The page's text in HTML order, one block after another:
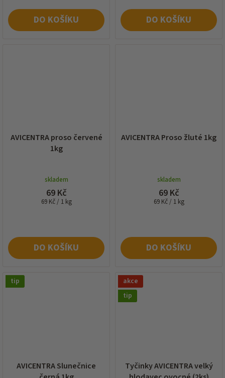
DO KOŠÍKU DO KOŠÍKU
AVICENTRA proso červené
1kg
skladem
69 Kč
Měrná
69 Kč / 1 kg
DO KOŠÍKU
AVICENTRA Proso žluté 1kg
skladem
69 Kč
Měrná
69 Kč / 1 kg
DO KOŠÍKU
tip
AVICENTRA Slunečnice
akce
tip
Tyčinky AVICENTRA velký